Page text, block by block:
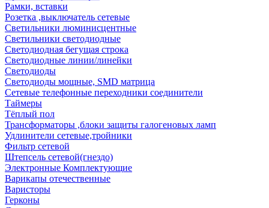
Рамки, вставки
Розетка ,выключатель сетевые
Светильники люминисцентные
Светильники светодиодные
Светодиодная бегущая строка
Светодиодные линии/линейки
Светодиоды
Светодиоды мощные, SMD матрица
Сетевые телефонные переходники соединители
Таймеры
Тёплый пол
Трансформаторы ,блоки защиты галогеновых ламп
Удлинители сетевые,тройники
Фильтр сетевой
Штепсель сетевой(гнездо)
Электронные Комплектующие
Варикапы отечественные
Варисторы
Герконы